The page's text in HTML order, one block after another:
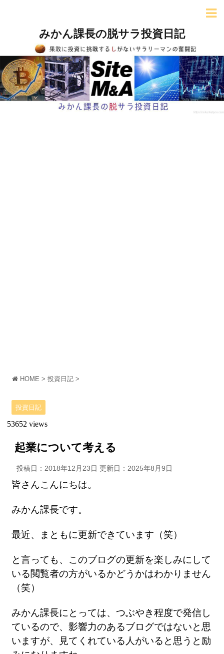
みかん課長の脱サラ投資日記
HOME > 投資日記 >
投資日記
53652 views
起業について考える
投稿日：2018年12月23日 更新日： 2025年8月9日
皆さんこんにちは。
みかん課長です。
最近、まともに更新できています（笑）
と言っても、このブログの更新を楽しみにして
いる閲覧者の方がいるかどうかはわかりません
（笑）
みかん課長にとっては、つぶやき程度で発信し
ているので、影響力のあるブログではないと思
いますが、見てくれている人がいると思うと励